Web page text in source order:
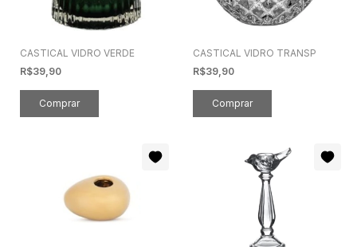
CASTICAL VIDRO VERDE
R$39,90
CASTICAL VIDRO TRANSP
R$39,90